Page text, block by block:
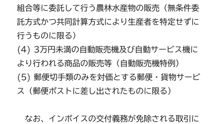
組合等に委託して行う農林水産物の販売（無条件委
託方式かつ共同計算方式により生産者を特定せずに
行うものに限る）
(4) 3万円未満の自動販売機及び自動サービス機に
より行われる商品の販売等（自動販売機特例）
(5) 郵便切手類のみを対価とする郵便・貨物サービ
ス（郵便ポストに差し出されたものに限る）
なお、インボイスの交付義務が免除される取引に